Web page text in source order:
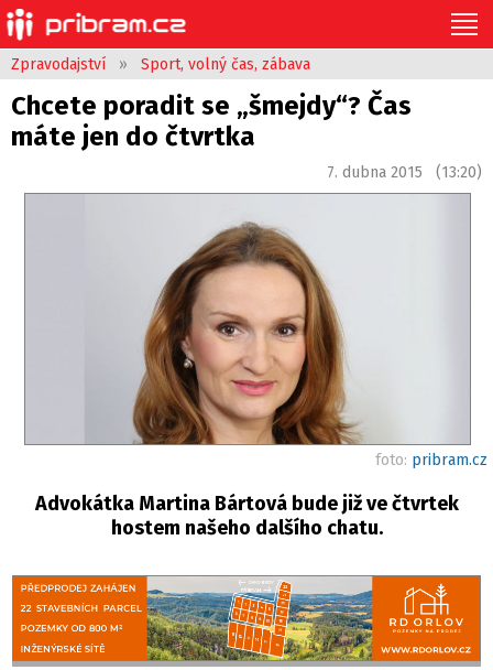
Zpravodajství » Sport, volný čas, zábava
Chcete poradit se „šmejdy“? Čas
máte jen do čtvrtka
7. dubna 2015 (13:20)
foto: pribram.cz
Advokátka Martina Bártová bude již ve čtvrtek
hostem našeho dalšího chatu.